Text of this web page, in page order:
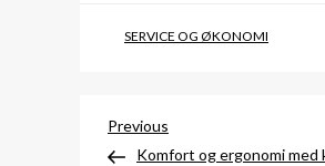
SERVICE OG ØKONOMI
Previous
Post
Previous
Komfort og ergonomi